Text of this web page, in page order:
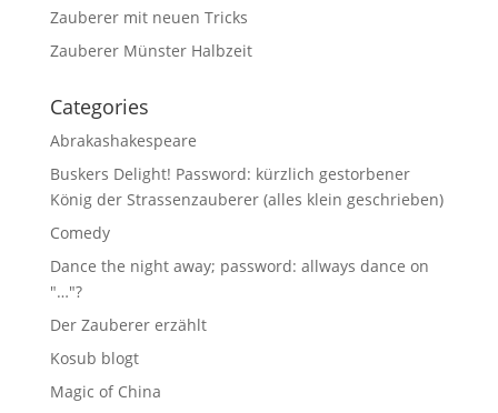
Zauberer mit neuen Tricks
Zauberer Münster Halbzeit
Categories
Abrakashakespeare
Buskers Delight! Password: kürzlich gestorbener
König der Strassenzauberer (alles klein geschrieben)
Comedy
Dance the night away; password: allways dance on
"…"?
Der Zauberer erzählt
Kosub blogt
Magic of China